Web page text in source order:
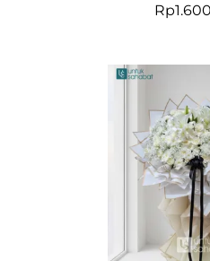
Rp